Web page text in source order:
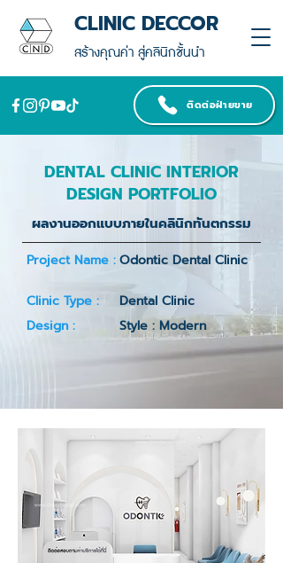
สร้างคุณค่า สู่คลินิกชั้นนำ
CLINIC DECCOR
ติดต่อฝ่ายขาย
DENTAL CLINIC INTERIOR
DESIGN PORTFOLIO
ผลงานออกแบบภายในคลินิกทันตกรรม
Project Name :Odontic Dental Clinic
Clinic Type :
Dental Clinic
Design :
Style : Modern